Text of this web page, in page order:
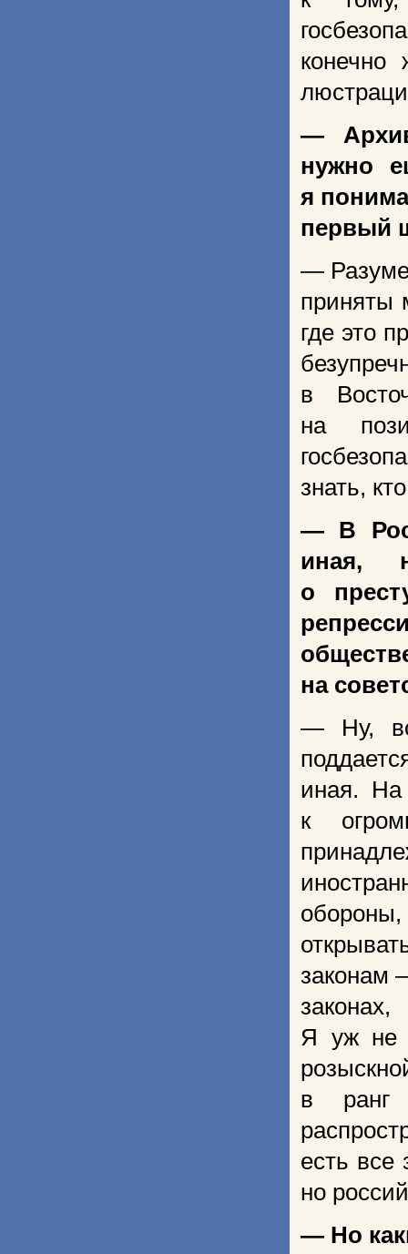
конечно
—
нужно
я
первый
—
приняты
где это
в
на
знать,
— В
иная,
о
на
— Ну,
иная. На
к
законам
Я уж не
в ранг
есть все
но
— Но